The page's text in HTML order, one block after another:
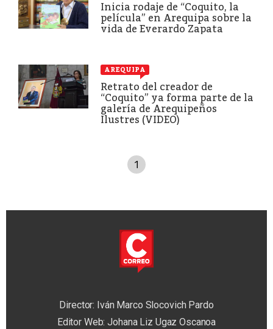
Inicia rodaje de “Coquito, la
película” en Arequipa sobre la
vida de Everardo Zapata
AREQUIPA
Retrato del creador de
“Coquito” ya forma parte de la
galería de Arequipeños
Ilustres (VIDEO)
1
Director: Iván Marco Slocovich Pardo
Editor Web: Johana Liz Ugaz Oscanoa